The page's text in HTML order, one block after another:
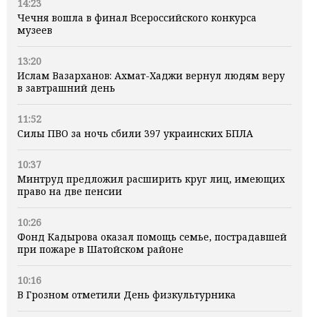
14:23
Чечня вошла в финал Всероссийского конкурса
музеев
13:20
Ислам Вазарханов: Ахмат-Хаджи вернул людям веру
в завтрашний день
11:52
Силы ПВО за ночь сбили 397 украинских БПЛА
10:37
Минтруд предложил расширить круг лиц, имеющих
право на две пенсии
10:26
Фонд Кадырова оказал помощь семье, пострадавшей
при пожаре в Шатойском районе
10:16
В Грозном отметили День физкультурника